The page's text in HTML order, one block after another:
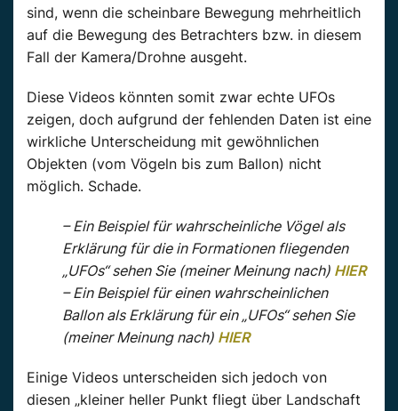
sind, wenn die scheinbare Bewegung mehrheitlich
auf die Bewegung des Betrachters bzw. in diesem
Fall der Kamera/Drohne ausgeht.
Diese Videos könnten somit zwar echte UFOs
zeigen, doch aufgrund der fehlenden Daten ist eine
wirkliche Unterscheidung mit gewöhnlichen
Objekten (vom Vögeln bis zum Ballon) nicht
möglich. Schade.
– Ein Beispiel für wahrscheinliche Vögel als
Erklärung für die in Formationen fliegenden
„UFOs“ sehen Sie (meiner Meinung nach) HIER
– Ein Beispiel für einen wahrscheinlichen
Ballon als Erklärung für ein „UFOs“ sehen Sie
(meiner Meinung nach) HIER
Einige Videos unterscheiden sich jedoch von
diesen „kleiner heller Punkt fliegt über Landschaft